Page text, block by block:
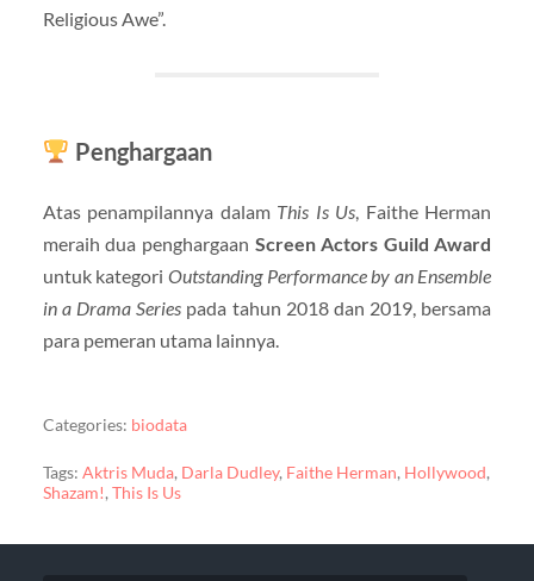
Religious Awe”.
Penghargaan
Atas penampilannya dalam This Is Us, Faithe Herman
meraih dua penghargaan Screen Actors Guild Award
untuk kategori Outstanding Performance by an Ensemble
in a Drama Series pada tahun 2018 dan 2019, bersama
para pemeran utama lainnya.
Categories: biodata
Tags: Aktris Muda, Darla Dudley, Faithe Herman, Hollywood,
Shazam!, This Is Us